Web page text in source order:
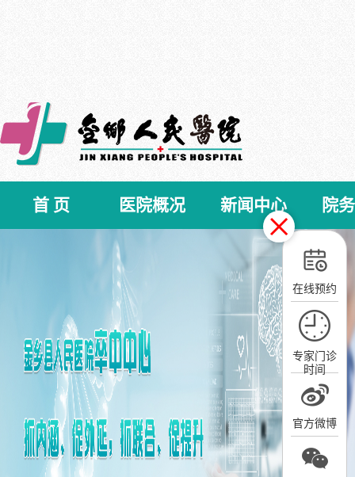
在线预约
专家门诊
时间
官方微博
首 页 医院概况 新闻中心 院